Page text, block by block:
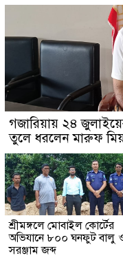
গজারিয়ায় ২৪
তুলে ধরলেন মারুফ
শ্রীমঙ্গলে মোবাইল কোর্টের
অভিযানে ৮০০ ঘনফুট বালু
সরঞ্জাম জব্দ